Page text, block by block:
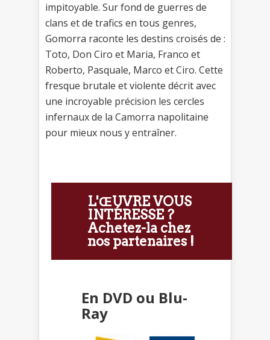
impitoyable. Sur fond de guerres de
clans et de trafics en tous genres,
Gomorra raconte les destins croisés de :
Toto, Don Ciro et Maria, Franco et
Roberto, Pasquale, Marco et Ciro. Cette
fresque brutale et violente décrit avec
une incroyable précision les cercles
infernaux de la Camorra napolitaine
pour mieux nous y entraîner.
L'ŒUVRE VOUS
INTÉRESSE ?
Achetez-la chez
nos partenaires !
En DVD ou Blu-
Ray